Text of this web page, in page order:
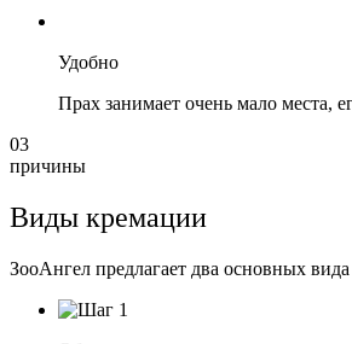
Удобно
Прах занимает очень мало места,
03
причины
Виды кремации
ЗооАнгел предлагает два основных